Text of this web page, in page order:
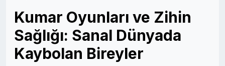
Kumar Oyunları ve Zihin
Sağlığı: Sanal Dünyada
Kaybolan Bireyler